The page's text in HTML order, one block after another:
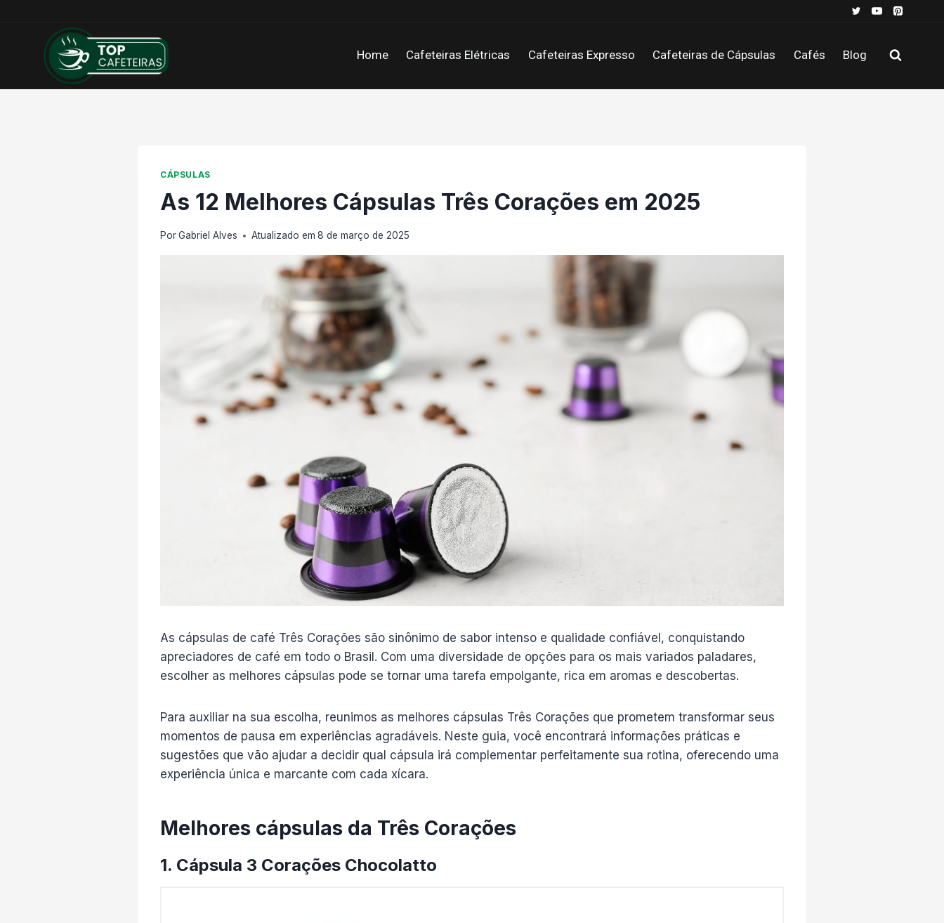
Conteúdo
Home Cafeteiras Elétricas Cafeteiras Expresso Cafeteiras de Cápsulas Cafés Blog
CÁPSULAS
As 12 Melhores Cápsulas Três Corações em 2025
PorGabriel Alves Atualizado em 8 de março de 2025
As cápsulas de café Três Corações são sinônimo de sabor intenso e qualidade confiável, conquistando
apreciadores de café em todo o Brasil. Com uma diversidade de opções para os mais variados paladares,
escolher as melhores cápsulas pode se tornar uma tarefa empolgante, rica em aromas e descobertas.
Para auxiliar na sua escolha, reunimos as melhores cápsulas Três Corações que prometem transformar seus
momentos de pausa em experiências agradáveis. Neste guia, você encontrará informações práticas e
sugestões que vão ajudar a decidir qual cápsula irá complementar perfeitamente sua rotina, oferecendo uma
experiência única e marcante com cada xícara.
Melhores cápsulas da Três Corações
1. Cápsula 3 Corações Chocolatto